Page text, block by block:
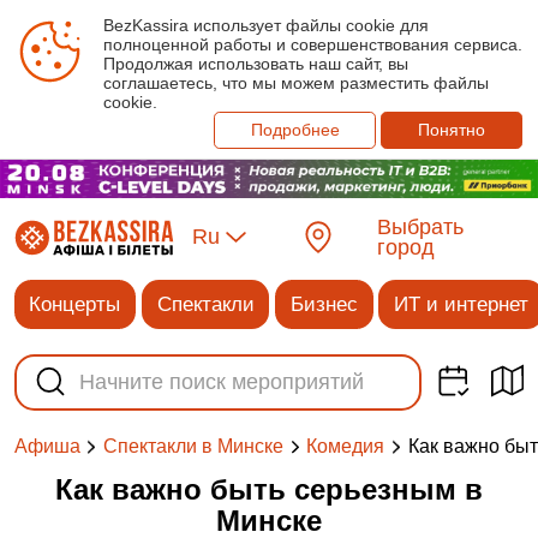
BezKassira использует файлы cookie для
полноценной работы и совершенствования сервиса.
Продолжая использовать наш сайт, вы
соглашаетесь, что мы можем разместить файлы
cookie.
Подробнее
Понятно
Ru
Выбрать
город
Концерты Спектакли Бизнес ИТ и интернет
Афиша Спектакли в Минске Комедия Как важно
Как важно быть серьезным в
Минске